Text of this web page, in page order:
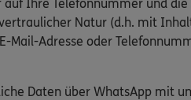
Ihre Telefonnummer und
Natur (d.h. mit
Mail-Adresse oder
Daten über WhatsApp mit